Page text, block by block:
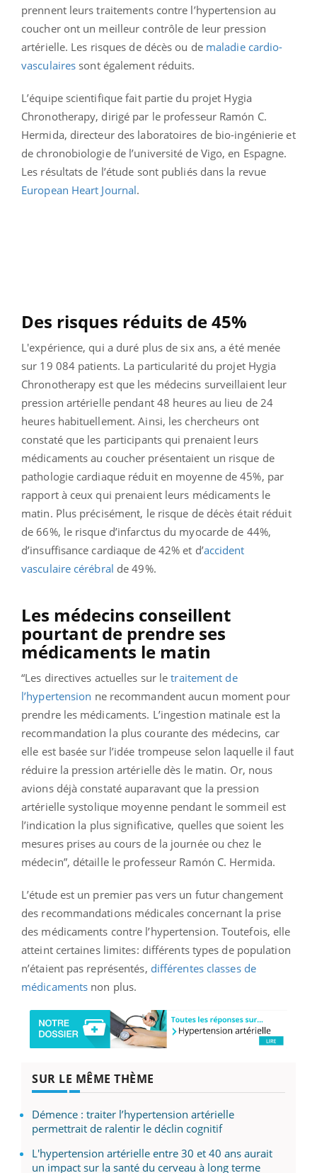
prennent leurs traitements contre l’hypertension au
coucher ont un meilleur contrôle de leur pression
artérielle. Les risques de décès ou de maladie cardio-
vasculaires sont également réduits.
L’équipe scientifique fait partie du projet Hygia
Chronotherapy, dirigé par le professeur Ramón C.
Hermida, directeur des laboratoires de bio-ingénierie et
de chronobiologie de l’université de Vigo, en Espagne.
Les résultats de l’étude sont publiés dans la revue
European Heart Journal.
Des risques réduits de 45%
L'expérience, qui a duré plus de six ans, a été menée
sur 19 084 patients. La particularité du projet Hygia
Chronotherapy est que les médecins surveillaient leur
pression artérielle pendant 48 heures au lieu de 24
heures habituellement. Ainsi, les chercheurs ont
constaté que les participants qui prenaient leurs
médicaments au coucher présentaient un risque de
pathologie cardiaque réduit en moyenne de 45%, par
rapport à ceux qui prenaient leurs médicaments le
matin. Plus précisément, le risque de décès était réduit
de 66%, le risque d’infarctus du myocarde de 44%,
d’insuffisance cardiaque de 42% et d’accident
vasculaire cérébral de 49%.
Les médecins conseillent
pourtant de prendre ses
médicaments le matin
“Les directives actuelles sur letraitement de
l’hypertension ne recommandent aucun moment pour
prendre les médicaments. L’ingestion matinale est la
recommandation la plus courante des médecins, car
elle est basée sur l’idée trompeuse selon laquelle il faut
réduire la pression artérielle dès le matin. Or, nous
avions déjà constaté auparavant que la pression
artérielle systolique moyenne pendant le sommeil est
l’indication la plus significative, quelles que soient les
mesures prises au cours de la journée ou chez le
médecin”, détaille le professeur Ramón C. Hermida.
L’étude est un premier pas vers un futur changement
des recommandations médicales concernant la prise
des médicaments contre l’hypertension. Toutefois, elle
atteint certaines limites: différents types de population
n’étaient pas représentés, différentes classes de
médicaments non plus.
SUR LE MÊME THÈME
Démence : traiter l’hypertension artérielle
permettrait de ralentir le déclin cognitif
L'hypertension artérielle entre 30 et 40 ans aurait
un impact sur la santé du cerveau à long terme